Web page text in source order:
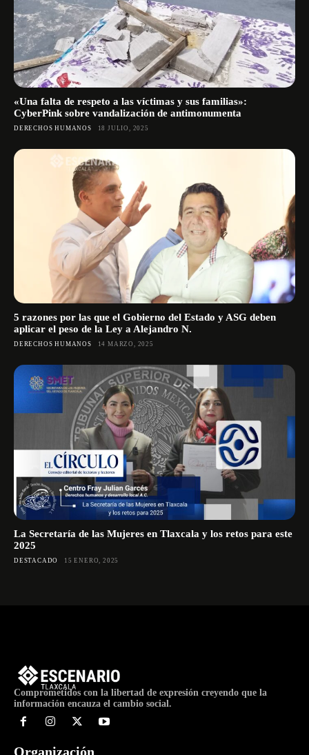
«Una falta de respeto a las víctimas y sus familias»:
CyberPink sobre vandalización de antimonumenta
DERECHOS HUMANOS 18 JULIO, 2025
5 razones por las que el Gobierno del Estado y ASG deben
aplicar el peso de la Ley a Alejandro N.
DERECHOS HUMANOS 14 MARZO, 2025
La Secretaría de las Mujeres en Tlaxcala y los retos para este
2025
DESTACADO 15 ENERO, 2025
Comprometidos con la libertad de expresión creyendo que la
información encauza el cambio social.
Organización